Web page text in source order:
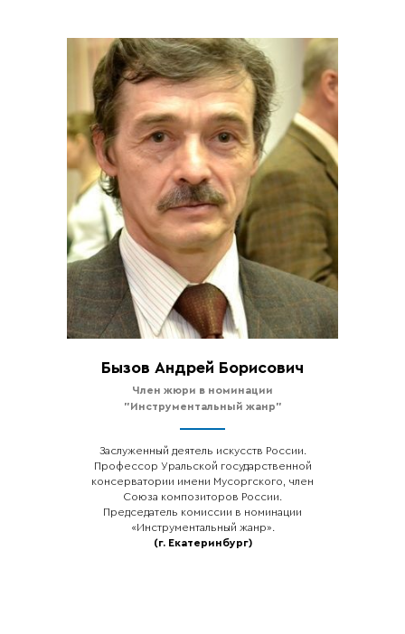
Бызов Андрей Борисович
Член жюри в номинации
"Инструментальный жанр"
Заслуженный деятель искусств России.
Профессор Уральской государственной
консерватории имени Мусоргского, член
Союза композиторов России.
Председатель комиссии в номинации
«Инструментальный жанр».
(г. Екатеринбург)